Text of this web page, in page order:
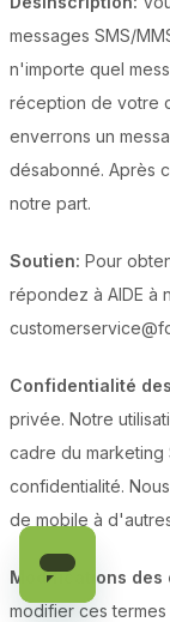
messages SMS/
n'importe quel
réception de votre
enverrons un
désabonné. Après
notre part.
Soutien: Pour
répondez à AIDE à
Confidentialité
privée. Notre
cadre du marketing
confidentialité.
de mobile à
Modifications des
modifier ces